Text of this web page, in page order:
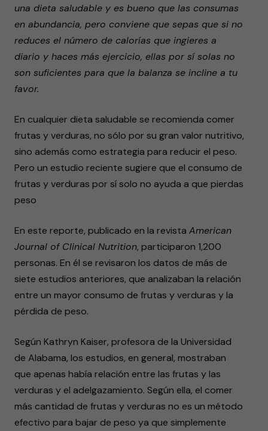
una dieta saludable y es bueno que las consumas
en abundancia, pero conviene que sepas que si no
reduces el número de calorías que ingieres a
diario y haces más ejercicio, ellas por sí solas no
son suficientes para que la balanza se incline a tu
favor.
En cualquier dieta saludable se recomienda comer
frutas y verduras, no sólo por su gran valor nutritivo,
sino además como estrategia para reducir el peso.
Pero un estudio reciente sugiere que el consumo de
frutas y verduras por sí solo no ayuda a que pierdas
peso
En este reporte, publicado en la revista American
Journal of Clinical Nutrition, participaron 1,200
personas. En él se revisaron los datos de más de
siete estudios anteriores, que analizaban la relación
entre un mayor consumo de frutas y verduras y la
pérdida de peso.
Según Kathryn Kaiser, profesora de la Universidad
de Alabama, los estudios, en general, mostraban
que apenas había relación entre las frutas y las
verduras y el adelgazamiento. Según ella, el comer
más cantidad de frutas y verduras no es un método
efectivo para bajar de peso ya que simplemente